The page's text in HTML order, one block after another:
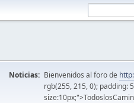
Noticias: Bienvenidos al foro de
rgb(255, 215, 0); padding: